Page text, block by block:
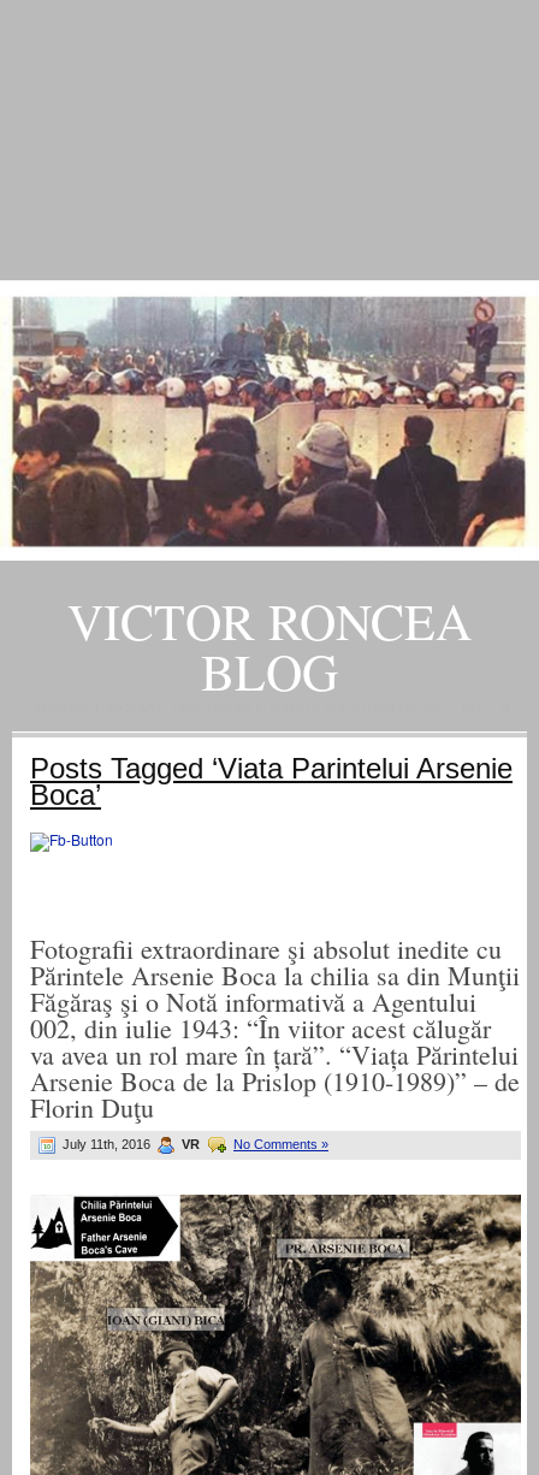
VICTOR RONCEA
BLOG
Posts Tagged ‘Viata Parintelui Arsenie
Boca’
Fotografii extraordinare şi absolut inedite cu
Părintele Arsenie Boca la chilia sa din Munţii
Făgăraş şi o Notă informativă a Agentului
002, din iulie 1943: “În viitor acest călugăr
va avea un rol mare în țară”. “Viața Părintelui
Arsenie Boca de la Prislop (1910-1989)” – de
Florin Duţu
July 11th, 2016 VR No Comments »